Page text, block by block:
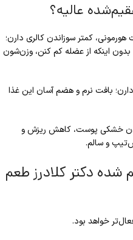
عالیه؟
کمتر سوزاندن کالری دارن؛
اینکه از عضله کم کنن، وزن‌شون
بافت نرم و هضم آسان این غذا
شدن خشکی پوست، کاهش ریزش و
و سالم.
دکتر کلادرز طعم
خواهد بود.